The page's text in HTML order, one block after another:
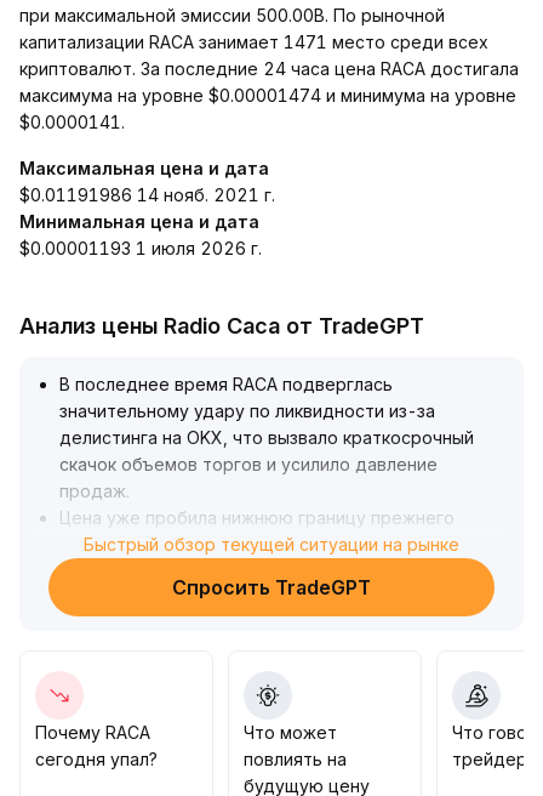
при максимальной эмиссии 500.00B. По рыночной
капитализации RACA занимает 1471 место среди всех
криптовалют. За последние 24 часа цена RACA достигала
максимума на уровне $0.00001474 и минимума на уровне
$0.0000141.
Максимальная цена и дата
$0.01191986 14 нояб. 2021 г.
Минимальная цена и дата
$0.00001193 1 июля 2026 г.
Анализ цены Radio Caca от TradeGPT
В последнее время RACA подверглась
значительному удару по ликвидности из-за
делистинга на OKX, что вызвало краткосрочный
скачок объемов торгов и усилило давление
продаж.
Цена уже пробила нижнюю границу прежнего
диапазона, на данный момент поддержка
располагается на уровне 0
000028, а сопротивление — в области 0
Делистинг усилил осторожность на рынке, глубина
торгов может остаться ограниченной, следует
быть внимательным к дальнейшему ослаблению.
В средне- и долгосрочной перспективе, если
крупные платформы не последуют этому примеру,
Быстрый обзор текущей ситуации на рынке
Спросить TradeGPT
Почему RACA
сегодня упал?
Что может
повлиять на
будущую цену
Что
трейдеры